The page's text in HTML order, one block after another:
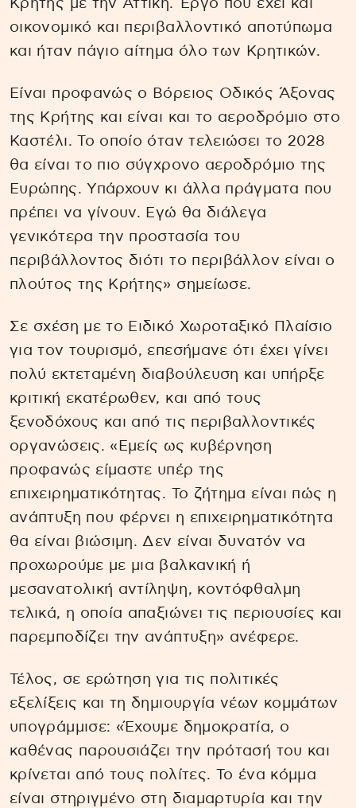
Κρήτης με την Αττική. Έργο που έχει και
οικονομικό και περιβαλλοντικό αποτύπωμα
και ήταν πάγιο αίτημα όλο των Κρητικών.
Είναι προφανώς ο Βόρειος Οδικός Άξονας
της Κρήτης και είναι και το αεροδρόμιο στο
Καστέλι. Το οποίο όταν τελειώσει το 2028
θα είναι το πιο σύγχρονο αεροδρόμιο της
Ευρώπης. Υπάρχουν κι άλλα πράγματα που
πρέπει να γίνουν. Εγώ θα διάλεγα
γενικότερα την προστασία του
περιβάλλοντος διότι το περιβάλλον είναι ο
πλούτος της Κρήτης» σημείωσε.
Σε σχέση με το Ειδικό Χωροταξικό Πλαίσιο
για τον τουρισμό, επεσήμανε ότι έχει γίνει
πολύ εκτεταμένη διαβούλευση και υπήρξε
κριτική εκατέρωθεν, και από τους
ξενοδόχους και από τις περιβαλλοντικές
οργανώσεις. «Εμείς ως κυβέρνηση
προφανώς είμαστε υπέρ της
επιχειρηματικότητας. Το ζήτημα είναι πώς η
ανάπτυξη που φέρνει η επιχειρηματικότητα
θα είναι βιώσιμη. Δεν είναι δυνατόν να
προχωρούμε με μια βαλκανική ή
μεσανατολική αντίληψη, κοντόφθαλμη
τελικά, η οποία απαξιώνει τις περιουσίες και
παρεμποδίζει την ανάπτυξη» ανέφερε.
Τέλος, σε ερώτηση για τις πολιτικές
εξελίξεις και τη δημιουργία νέων κομμάτων
υπογράμμισε: «Έχουμε δημοκρατία, ο
καθένας παρουσιάζει την πρότασή του και
κρίνεται από τους πολίτες. Το ένα κόμμα
είναι στηριγμένο στη διαμαρτυρία και την